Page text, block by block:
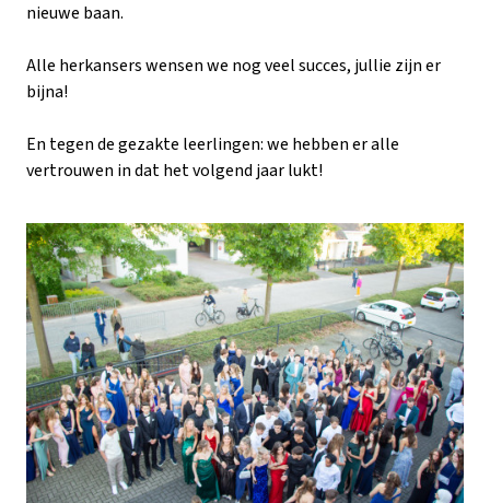
nieuwe baan.
Alle herkansers wensen we nog veel succes, jullie zijn er
bijna!
En tegen de gezakte leerlingen: we hebben er alle
vertrouwen in dat het volgend jaar lukt!